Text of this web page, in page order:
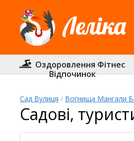
Оздоровлення Фітнес
Відпочинок
Сад Вулиця / Вогнища Мангали
Садові,